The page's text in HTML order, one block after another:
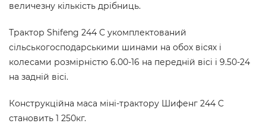
величезну кількість дрібниць.
Трактор Shifeng 244 C укомплектований
сільськогосподарськими шинами на обох вісях і
колесами розмірністю 6.00-16 на передній вісі і 9.50-24
на задній вісі.
Конструкційна маса міні-трактору Шифенг 244 C
становить 1 250кг.